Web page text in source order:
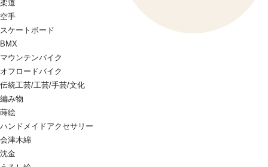
柔道
空手
スケートボード
BMX
マウンテンバイク
オフロードバイク
伝統工芸/工芸/手芸/文化
編み物
蒔絵
ハンドメイドアクセサリー
会津木綿
沈金